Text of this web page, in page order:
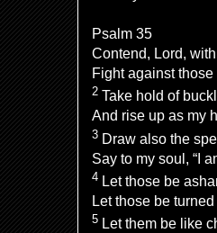
Psalm 35
Contend, Lord,
Fight against those
2 Take hold of
And rise up as my
3 Draw also the
Say to my soul, “I
4 Let those be
Let those be
5 Let them be like